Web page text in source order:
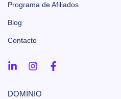
Programa de Afiliados
Blog
Contacto
DOMINIO